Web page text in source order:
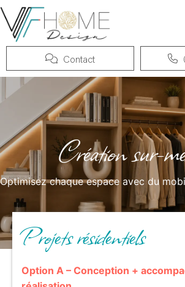
Contact
Création sur-
Optimisez chaque espace avec du
Projets résidentiels
Option A – Conception +